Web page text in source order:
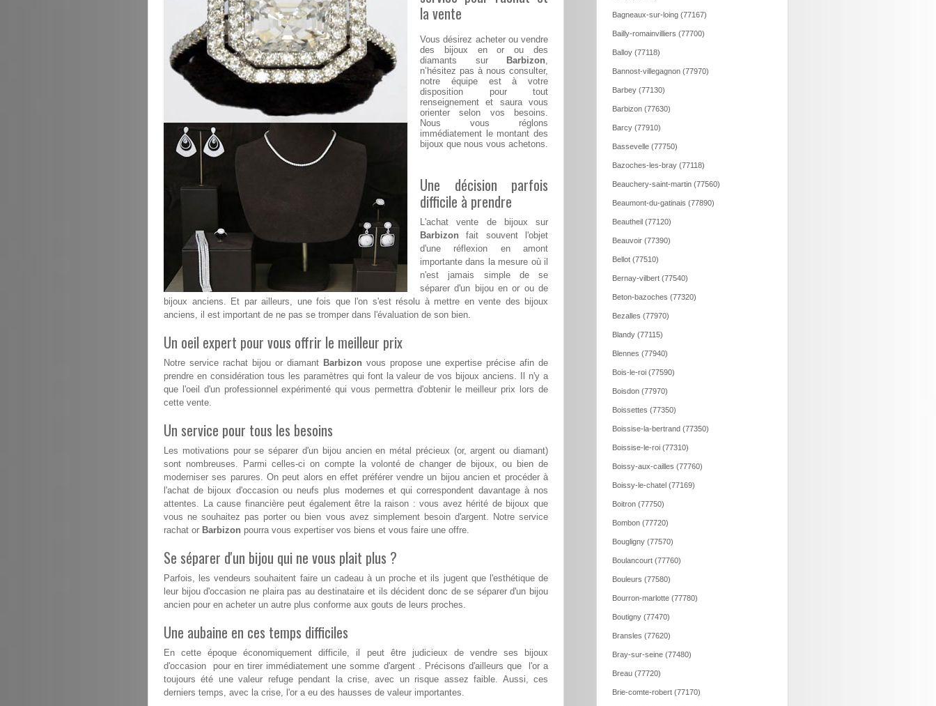
la vente
Vous désirez acheter ou vendre
des bijoux en or ou des
diamants sur
Barbizon,
n’hésitez pas à nous consulter,
notre équipe est à votre
disposition pour tout
renseignement et saura vous
orienter selon vos besoins.
Nous vous réglons
immédiatement le montant des
bijoux que nous vous achetons.
Une décision parfois
difficile à prendre
L'achat vente de bijoux sur
Barbizon fait souvent l'objet
d'une réflexion en amont
importante dans la mesure où il
n'est jamais simple de se
séparer d'un bijou en or ou de
bijoux anciens. Et par ailleurs, une fois que l'on s'est résolu à mettre en vente des bijoux
anciens, il est important de ne pas se tromper dans l'évaluation de son bien.
Un oeil expert pour vous offrir le meilleur prix
Notre service rachat bijou or diamant Barbizon vous propose une expertise précise afin de
prendre en considération tous les paramètres qui font la valeur de vos bijoux anciens. Il n'y a
que l'oeil d'un professionnel expérimenté qui vous permettra d'obtenir le meilleur prix lors de
cette vente.
Un service pour tous les besoins
Les motivations pour se séparer d'un bijou ancien en métal précieux (or, argent ou diamant)
sont nombreuses. Parmi celles-ci on compte la volonté de changer de bijoux, ou bien de
moderniser ses parures. On peut alors en effet préférer vendre un bijou ancien et procéder à
l'achat de bijoux d'occasion ou neufs plus modernes et qui correspondent davantage à nos
attentes. La cause financière peut également être la raison : vous avez hérité de bijoux que
vous ne souhaitez pas porter ou bien vous avez simplement besoin d'argent. Notre service
rachat or Barbizon pourra vous expertiser vos biens et vous faire une offre.
Se séparer d'un bijou qui ne vous plait plus ?
Parfois, les vendeurs souhaitent faire un cadeau à un proche et ils jugent que l'esthétique de
leur bijou d'occasion ne plaira pas au destinataire et ils décident donc de se séparer d'un bijou
ancien pour en acheter un autre plus conforme aux gouts de leurs proches.
Une aubaine en ces temps difficiles
En cette époque économiquement difficile, il peut être judicieux de vendre ses bijoux
d'occasion pour en tirer immédiatement une somme d'argent . Précisons d'ailleurs que l'or a
toujours été une valeur refuge pendant la crise, avec un risque assez faible. Aussi, ces
derniers temps, avec la crise, l'or a eu des hausses de valeur importantes.
Bagneaux-sur-loing (77167)
Bailly-romainvilliers (77700)
Balloy (77118)
Bannost-villegagnon (77970)
Barbey (77130)
Barbizon (77630)
Barcy (77910)
Bassevelle (77750)
Bazoches-les-bray (77118)
Beauchery-saint-martin (77560)
Beaumont-du-gatinais (77890)
Beautheil (77120)
Beauvoir (77390)
Bellot (77510)
Bernay-vilbert (77540)
Beton-bazoches (77320)
Bezalles (77970)
Blandy (77115)
Blennes (77940)
Bois-le-roi (77590)
Boisdon (77970)
Boissettes (77350)
Boissise-la-bertrand (77350)
Boissise-le-roi (77310)
Boissy-aux-cailles (77760)
Boissy-le-chatel (77169)
Boitron (77750)
Bombon (77720)
Bougligny (77570)
Boulancourt (77760)
Bouleurs (77580)
Bourron-marlotte (77780)
Boutigny (77470)
Bransles (77620)
Bray-sur-seine (77480)
Breau (77720)
Brie-comte-robert (77170)